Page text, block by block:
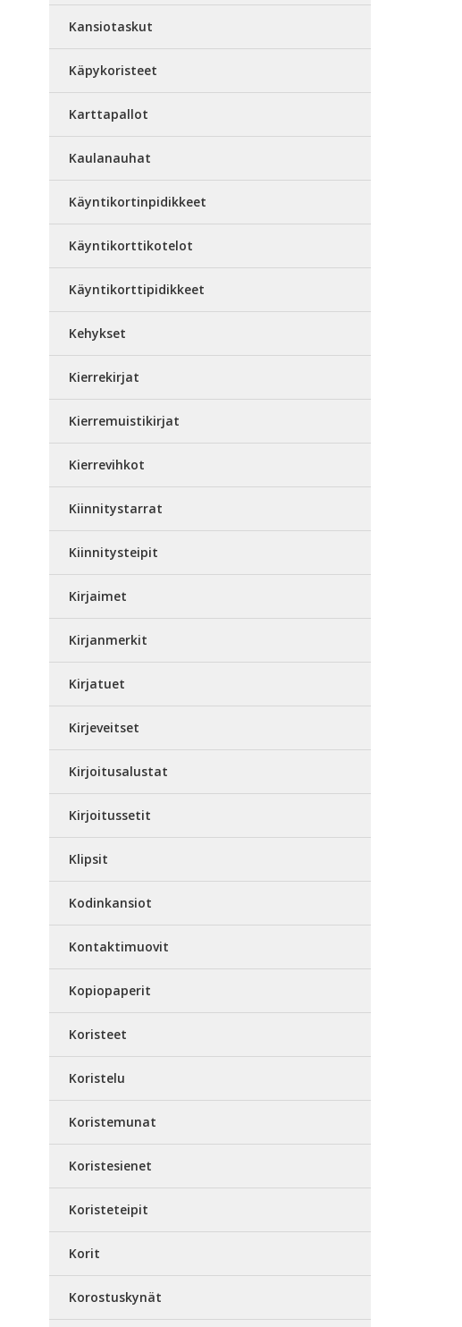
Kansiotaskut
Käpykoristeet
Karttapallot
Kaulanauhat
Käyntikortinpidikkeet
Käyntikorttikotelot
Käyntikorttipidikkeet
Kehykset
Kierrekirjat
Kierremuistikirjat
Kierrevihkot
Kiinnitystarrat
Kiinnitysteipit
Kirjaimet
Kirjanmerkit
Kirjatuet
Kirjeveitset
Kirjoitusalustat
Kirjoitussetit
Klipsit
Kodinkansiot
Kontaktimuovit
Kopiopaperit
Koristeet
Koristelu
Koristemunat
Koristesienet
Koristeteipit
Korit
Korostuskynät